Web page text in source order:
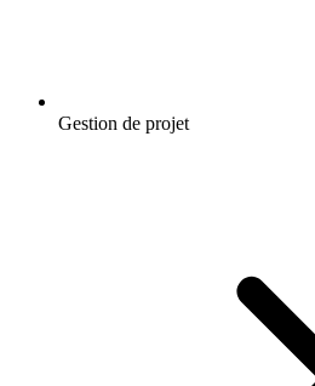
Gestion de projet